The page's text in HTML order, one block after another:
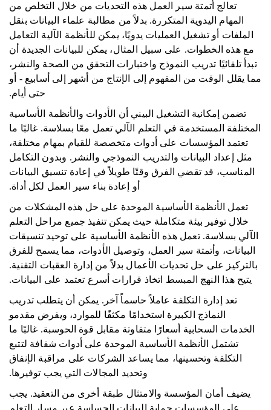
تعالج أتمتة سير العمل هذه التحديات من خلال التخلص من
المهام اليدوية المتكررة. بدلاً من مطالبة علماء البيانات بنقل
الملفات أو تشغيل العمليات يدويًا، يمكن للأنظمة الآلية التعامل
مع هذه الخطوات. على سبيل المثال، يمكن للبيانات الجديدة أن
تبدأ تلقائيًا تدريب النموذج واختبارات التحقق من الصحة والنشر،
مما يقلل الوقت من المفهوم إلى الإنتاج من أشهر إلى أسابيع - أو
حتى أيام.
تضمن إمكانية التشغيل البيني أن الأدوات والأنظمة الأساسية
المختلفة المستخدمة في التعلم الآلي تعمل معًا بسلاسة. غالبًا ما
تعتمد المؤسسات على أدوات متخصصة للقيام بمهام مختلفة،
مثل إعداد البيانات والتدريب النموذجي والنشر. وبدون التكامل
المناسب، قد تقضي الفرق وقتًا طويلاً في إعادة تنسيق البيانات
أو إعادة بناء سير العمل لكل أداة.
تعمل الأنظمة الأساسية الموحدة على حل هذه المشكلات من
خلال توفير بيئة متكاملة حيث يمكن تنفيذ جميع مراحل التعلم
الآلي بسلاسة. تعمل هذه الأنظمة الأساسية على توحيد تنسيقات
البيانات، وأتمتة سير العمل، وتوصيل الأدوات، مما يسمح للفرق
بالتركيز على حل تحديات الأعمال بدلاً من إدارة العقبات التقنية.
يتيح هذا النهج المبسط اتخاذ قرارات أسرع تعتمد على البيانات.
تعد إدارة التكلفة عاملاً حاسماً آخر. يمكن أن يتطلب تدريب
النماذج الكبيرة استخدامًا مكثفًا للموارد، ويفرض مقدمو
الخدمات السحابية أسعارًا متفاوتة مقابل قوة الحوسبة. غالبًا ما
تشتمل الأنظمة الأساسية الموحدة على أدوات شفافة لتتبع
التكلفة وتحسينها، مما يساعد الشركات على مراقبة الإنفاق
وتحديد المجالات التي يجب توفيرها.
يضيف أمان المؤسسة والامتثال طبقة أخرى من التعقيد. يجب
على المؤسسات حماية البيانات الحساسة عبر مسار التعلم